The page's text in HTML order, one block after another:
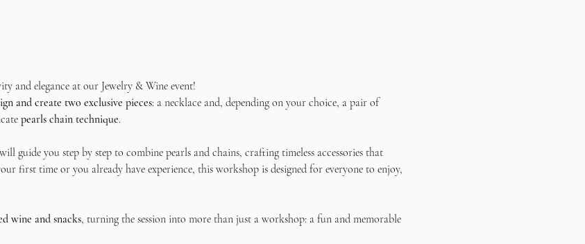
and elegance at our Jewelry & Wine event!
and create two exclusive pieces: a necklace and, depending on your choice, a pair of
pearls chain technique.
guide you step by step to combine pearls and chains, crafting timeless accessories that
first time or you already have experience, this workshop is designed for everyone to enjoy,
wine and snacks, turning the session into more than just a workshop: a fun and memorable